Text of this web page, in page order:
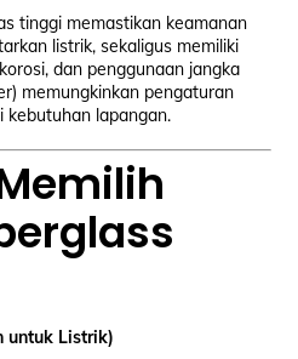
tinggi memastikan keamanan
listrik, sekaligus memiliki
dan penggunaan jangka
memungkinkan pengaturan
kebutuhan lapangan.
untuk Listrik)